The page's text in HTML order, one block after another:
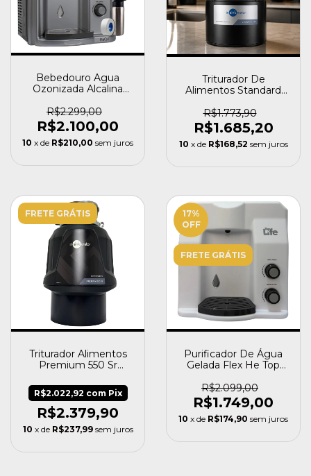
Bebedouro Agua
Ozonizada Alcalina
Oxi
R$2.299,00
R$2.100,00
10 x de R$210,00 sem juros
Triturador De
Alimentos Standard
HP
R$1.773,90
R$1.685,20
10 x de R$168,52 sem juros
FRETE GRÁTIS
Triturador Alimentos
Premium 550 Sr
R$2.379,90
R$2.022,92 com Pix
10 x de R$237,99 sem juros
17%
OFF
FRETE GRÁTIS
Purificador De Água
Gelada Flex He Top
Branco
R$2.099,00
R$1.749,00
10 x de R$174,90 sem juros